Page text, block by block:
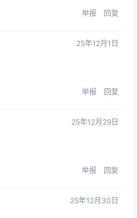
举报 回复
25年12月1日
举报 回复
25年12月29日
举报 回复
25年12月30日